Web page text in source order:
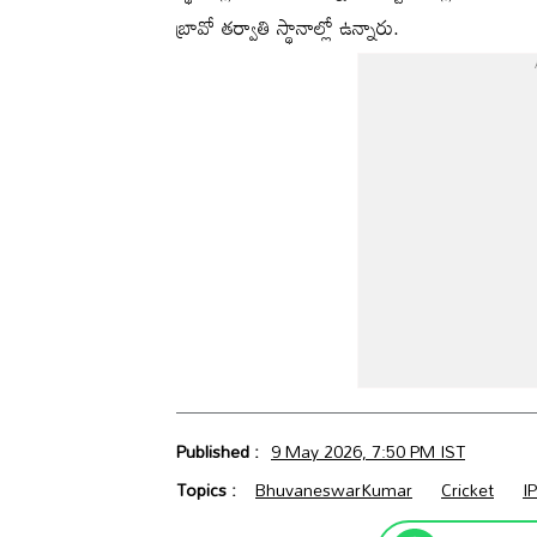
బ్రావో తర్వాతి స్థానాల్లో ఉన్నారు.
Published : 9 May 2026, 7:50 PM IST
Topics : BhuvaneswarKumar Cricket